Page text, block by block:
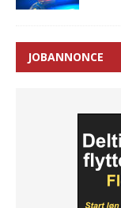
JOBANNONCE